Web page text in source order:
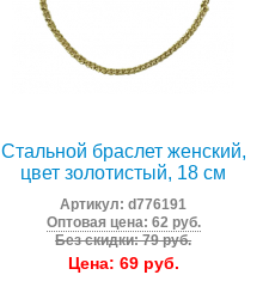
Стальной браслет женский,
цвет золотистый, 18 см
Артикул:d776191
Оптовая цена: 62 руб.
Без скидки: 79 руб.
Цена: 69руб.